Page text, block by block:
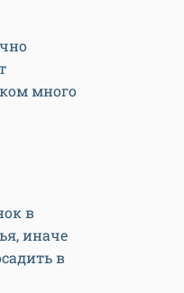
много
в
иначе
в